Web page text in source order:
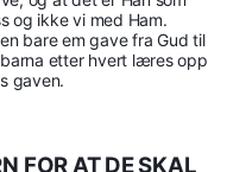
og ikke vi med Ham.
bare em gave fra Gud til
etter hvert læres opp
gaven.
FOR AT DE SKAL